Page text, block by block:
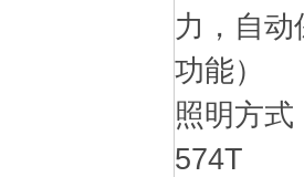
力，自
功能）
照明方
574T